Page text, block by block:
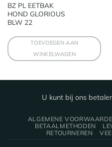
BZ PL EETBAK
HOND GLORIOUS
BLW 22
TOEVOEGEN AAN
WINKELWAGEN
U kunt bij ons
ALGEMENE
BETAALMETHODEN
RETOURNEREN